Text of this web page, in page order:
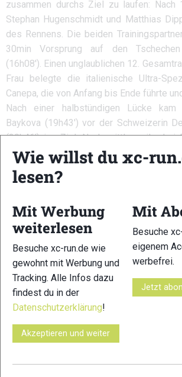
zusammen durchs Ziel zu laufen: Nach
Stephan Hugenschmidt und Matthias
des Rennens. Die beiden
30min Vorsprung auf den
(16h08′). Einen unglaublichen 12.
Frau belegte die italienische Ultra-
Canepa, die von Anfang bis Ende führte
Nach einer halbstündigen Lücke
Baykova (19h43′) vor der Schweizerin
(20h46′) ins Ziel. Nach mittlerweile drei
Ultra Serie ist Dmitry Mityaev
Gesamtführende. Ein spannendes
bisher vier Siegern: Jonathan Albon,
zweiten Platz.
Ergebnisse
Stephan Hugenschmidt (GER) – 15h40’
Matthias Dippbacher (GER) – 15h40’
Marek Causidis (CZE) – 16h08’
Benoît Guyot (SUI) – 16h20’
Gaël Droz (SUI) – 16h27’
Women
Wie willst du xc-
lesen?
Mit Werbung
weiterlesen
Besuche xc-run.de wie
gewohnt mit Werbung und
Tracking. Alle Infos dazu
findest du in der
Datenschutzerklärung!
Akzeptieren und weiter
Mit
Besuche
eigenem
werbefrei.
Jetzt